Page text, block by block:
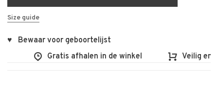
Size guide
♥ Bewaar voor geboortelijst
Gratis afhalen in de winkel
Veilig en